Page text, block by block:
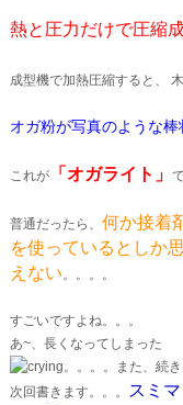
熱と圧力だけで圧縮
成型機で加熱圧縮すると、
オガ粉が写真のような
これが「オガライト」
普通だったら、 何か接着
を使っているとしか思
えない。。。。
すごいですよね。。。
あ~、長くなってしまった
。。。。また、続
次回書きます。。。
スミマ